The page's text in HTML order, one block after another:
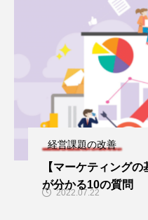
経営課題の改善
【マーケティング
が分かる10の質問
2022.07.22